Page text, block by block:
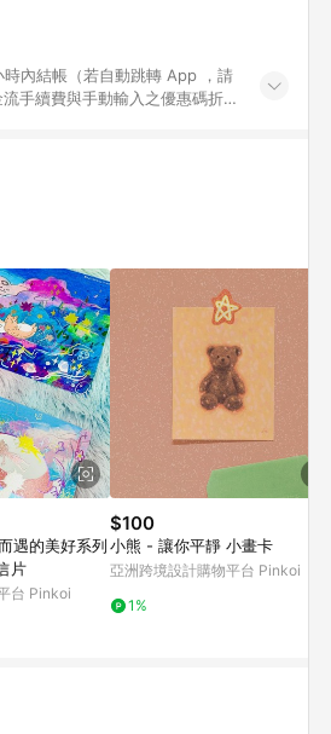
內結帳（若自動跳轉 App ，請
手續費與手動輸入之優惠碼折
格。 7. 點數將於出貨後 45 天
載 Pinkoi APP 並完成訂單，不
遇的美好系列
片
台 Pinkoi
$100
小熊 - 讓你平靜 小畫卡
亞洲跨境設計購物平台 Pinkoi
1%